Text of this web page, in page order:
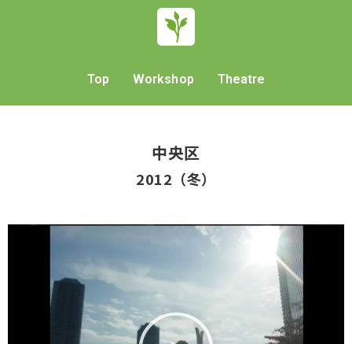
Top Workshop Theatre
中央区
2012（冬）